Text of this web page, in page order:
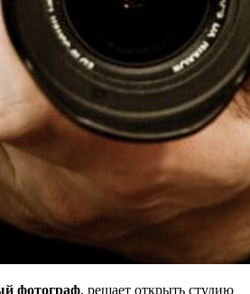
фотограф, решает открыть студию